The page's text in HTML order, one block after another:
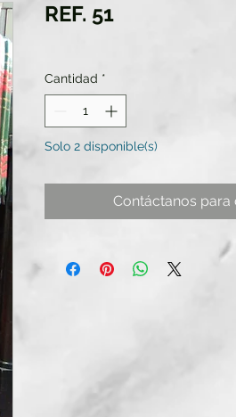
REF. 51
Cantidad *
Solo 2 disponible(s)
Contáctanos